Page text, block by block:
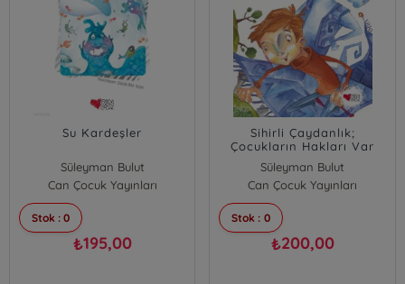
Su Kardeşler
Süleyman Bulut
Can Çocuk Yayınları
Stok : 0
₺195,00
Sihirli Çaydanlık;
Çocukların Hakları Var
Süleyman Bulut
Can Çocuk Yayınları
Stok : 0
₺200,00